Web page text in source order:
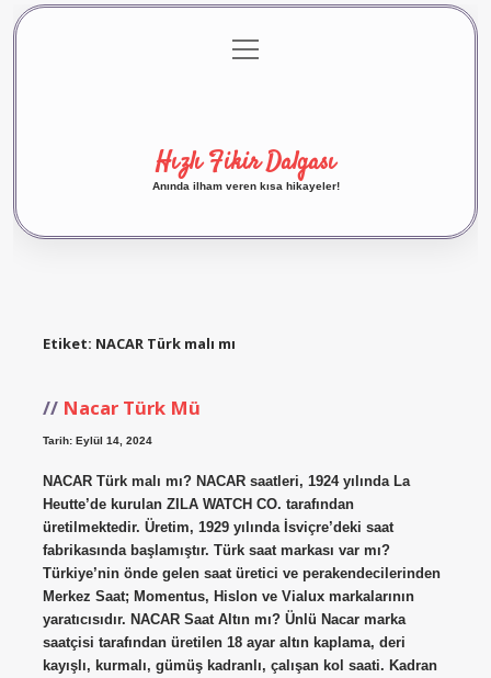
Gizlilik Politikası
menüyü
aç
Hızlı Fikir Dalgası
Anında ilham veren kısa hikayeler!
Etiket: NACAR Türk malı mı
Nacar Türk Mü
Tarih: Eylül 14, 2024
NACAR Türk malı mı? NACAR saatleri, 1924 yılında La
Heutte’de kurulan ZILA WATCH CO. tarafından
üretilmektedir. Üretim, 1929 yılında İsviçre’deki saat
fabrikasında başlamıştır. Türk saat markası var mı?
Türkiye’nin önde gelen saat üretici ve perakendecilerinden
Merkez Saat; Momentus, Hislon ve Vialux markalarının
yaratıcısıdır. NACAR Saat Altın mı? Ünlü Nacar marka
saatçisi tarafından üretilen 18 ayar altın kaplama, deri
kayışlı, kurmalı, gümüş kadranlı, çalışan kol saati. Kadran